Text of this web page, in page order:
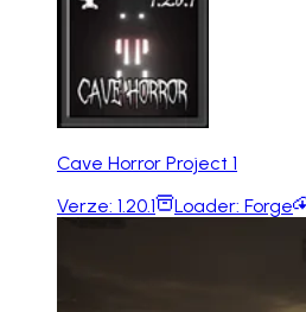
Cave Horror Project 1
Verze: 1.20.1 Loader: Forge